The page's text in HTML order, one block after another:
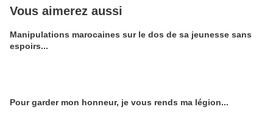
Vous aimerez aussi
Manipulations marocaines sur le dos de sa jeunesse sans
espoirs...
Pour garder mon honneur, je vous rends ma légion...